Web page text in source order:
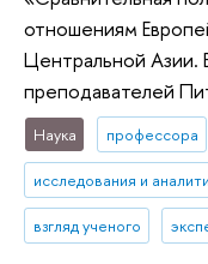
отношениям
Центральной Азии.
преподавателей
Наука профессора
исследования и
взгляд ученого